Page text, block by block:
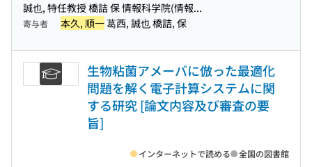
誠也, 特任教授 橋詰 保 情報科学院(情報...
寄与者 本久, 順一葛西, 誠也 橋詰, 保
生物粘菌アメーバに倣った最適化
問題を解く電子計算システムに関
する研究 [論文内容及び審査の要
旨]
インターネットで読める 全国の図書館